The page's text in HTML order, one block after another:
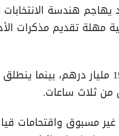
هندسة الانتخابات
مهلة تقديم مذكرات
اقتصاديا، العجز التجاري يرتفع إلى 195
من ثلاث ساعات.
غير مسبوق واقتحامات